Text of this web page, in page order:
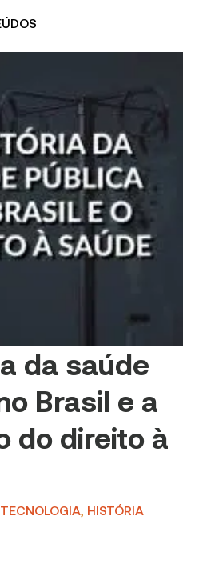
da saúde
Brasil e a
do direito à
, HISTÓRIA